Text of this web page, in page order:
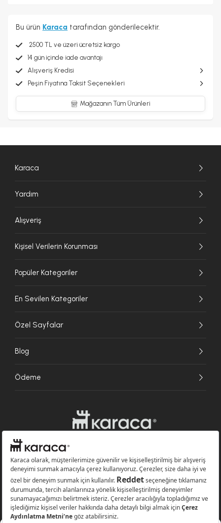
Bu ürün Karaca tarafından gönderilecektir.
2500 TL ve üzeri ücretsiz kargo
14 gün içinde iade avantajı
Alışveriş Kredisi
Peşin Fiyatına Taksit Seçenekleri
Mağazanın Tüm Ürünleri
Karaca
Yardım
Alışveriş
Kişisel Verilerin Korunması
Popüler Kategoriler
En Sevilen Kategoriler
Özel Sayfalar
Blog
Ödeme
Websitesinde kullanılan bazı görseller yapay zekâ (AI) ile üretilmiştir.